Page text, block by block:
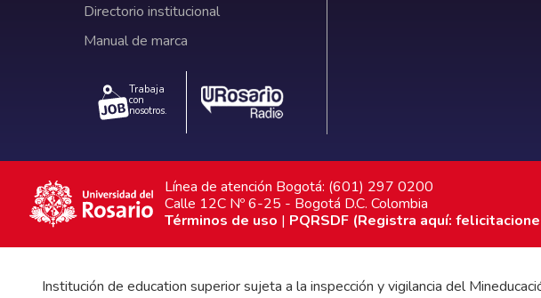
Directorio institucional
Manual de marca
Trabaja
con
nosotros.
Línea de atención Bogotá: (601) 297 0200
Calle 12C Nº 6-25 - Bogotá D.C. Colombia
Términos de uso | PQRSDF (Registra aquí:
Institución de education superior sujeta a la inspección y vigilancia del